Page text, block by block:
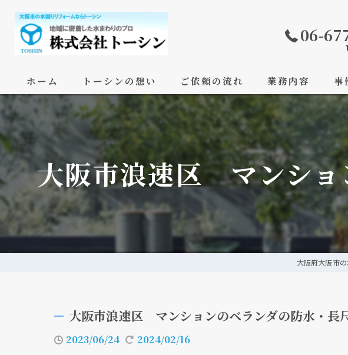
06-
ホーム トーシンの想い ご依頼の流れ 業務内容 事
大阪市浪速区 マンシ
大阪府大阪市
大阪市浪速区 マンションのベランダの防水・長
2023/06/24 2024/02/16